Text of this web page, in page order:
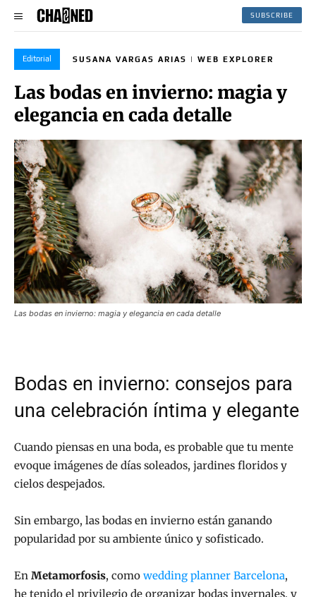
SUBSCRIBE
Editorial SUSANA VARGAS ARIAS | WEB EXPLORER
Las bodas en invierno: magia y
elegancia en cada detalle
Las bodas en invierno: magia y elegancia en cada detalle
Bodas en invierno: consejos para
una celebración íntima y elegante
Cuando piensas en una boda, es probable que tu mente
evoque imágenes de días soleados, jardines floridos y
cielos despejados.
Sin embargo, las bodas en invierno están ganando
popularidad por su ambiente único y sofisticado.
En Metamorfosis, como wedding planner Barcelona,
he tenido el privilegio de organizar bodas invernales, y